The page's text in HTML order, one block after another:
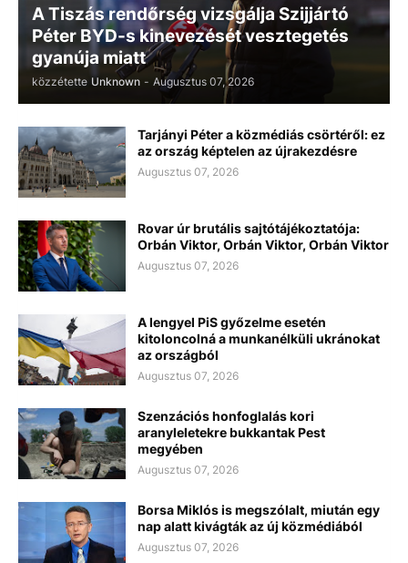
A Tiszás rendőrség vizsgálja Szijjártó
Péter BYD-s kinevezését vesztegetés
gyanúja miatt
közzétette Unknown - Augusztus 07, 2026
Tarjányi Péter a közmédiás csörtéről: ez
az ország képtelen az újrakezdésre
Augusztus 07, 2026
Rovar úr brutális sajtótájékoztatója:
Orbán Viktor, Orbán Viktor, Orbán Viktor
Augusztus 07, 2026
A lengyel PiS győzelme esetén
kitoloncolná a munkanélküli ukránokat
az országból
Augusztus 07, 2026
Szenzációs honfoglalás kori
aranyleletekre bukkantak Pest
megyében
Augusztus 07, 2026
Borsa Miklós is megszólalt, miután egy
nap alatt kivágták az új közmédiából
Augusztus 07, 2026